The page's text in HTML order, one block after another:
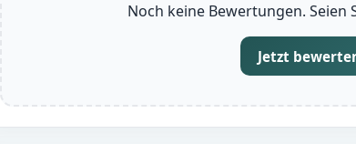
Noch keine Bewertungen. Seien
Jetzt